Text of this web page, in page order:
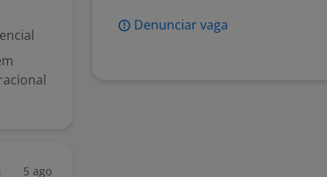
5 ago
Denunciar vaga